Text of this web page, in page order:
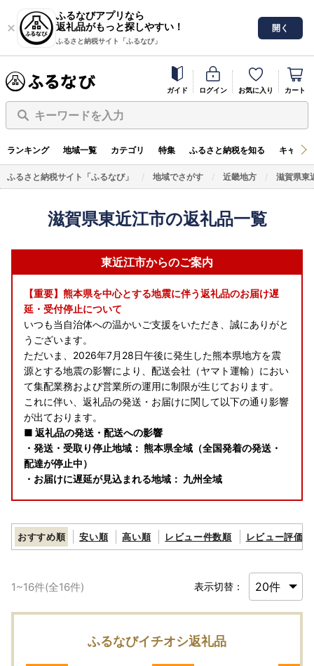
ふるなびアプリなら
返礼品がもっと探しやすい！
ふるさと納税サイト「ふるなび」
開く
ガイド ログイン お気に入り カート
キーワードを入力
ランキング 地域一覧 カテゴリ 特集 ふるさと納税を知る キャン
ふるさと納税サイト「ふるなび」 地域でさがす 近畿地方 滋賀県東
滋賀県東近江市の返礼品一覧
東近江市からのご案内
【重要】熊本県を中心とする地震に伴う返礼品のお届け遅
延・受付停止について
いつも当自治体への温かいご支援をいただき、誠にありがと
うございます。
ただいま、2026年7月28日午後に発生した熊本県地方を震
源とする地震の影響により、配送会社（ヤマト運輸）におい
て集配業務および営業所の運用に制限が生じております。
これに伴い、返礼品の発送・お届けに関して以下の通り影響
が出ております。
■ 返礼品の発送・配送への影響
・発送・受取り停止地域： 熊本県全域（全国発着の発送・
配達が停止中）
・お届けに遅延が見込まれる地域： 九州全域
順次発送の手続きを進めておりますが、該当地域へのお届
け、および該当地域からの発送を伴う返礼品につきまして
安全が確認され次第、配送会社にて順次集配が再開される予
寄附者の皆様にはご迷惑をおかけいたしますが、ご理解とご
了承のほど何卒よろしくお願い申し上げます。
おすすめ順 安い順 高い順 レビュー件数順 レビュー評価順
1~16件(全16件) 表示切替：
ふるなびイチオシ返礼品